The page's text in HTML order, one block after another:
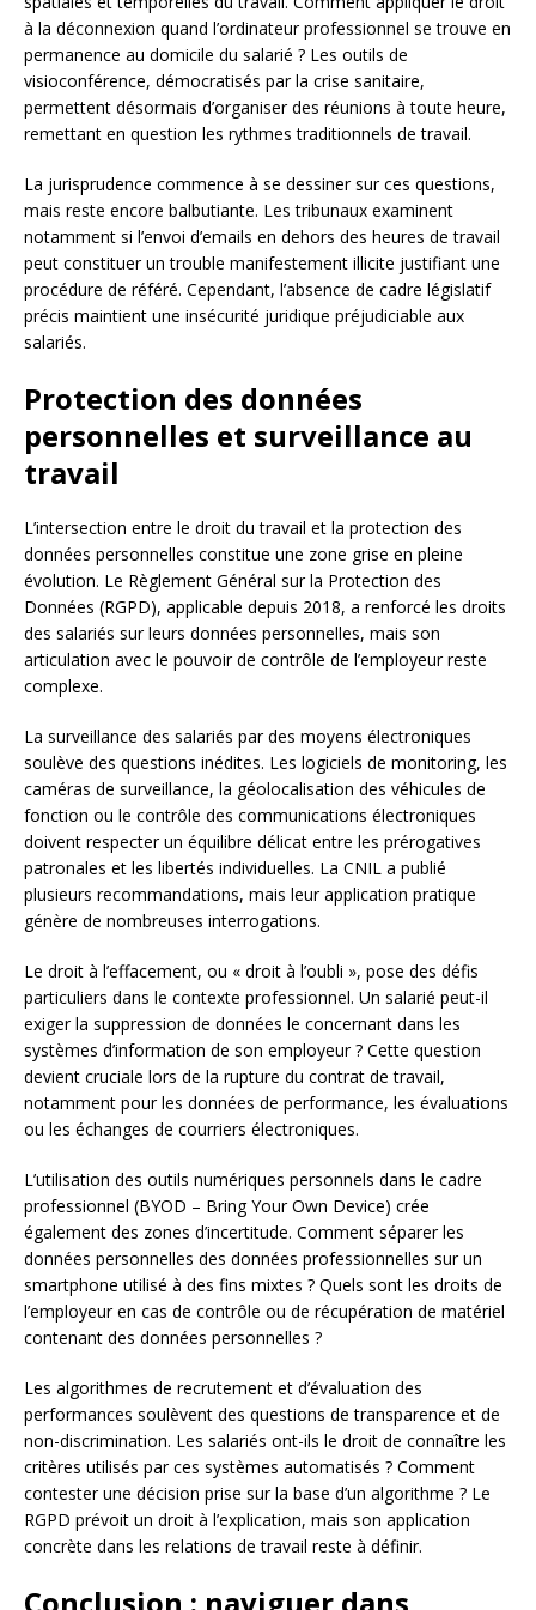
à la déconnexion quand l’ordinateur professionnel se trouve en
permanence au domicile du salarié ? Les outils de
visioconférence, démocratisés par la crise sanitaire,
permettent désormais d’organiser des réunions à toute heure,
remettant en question les rythmes traditionnels de travail.
La jurisprudence commence à se dessiner sur ces questions,
mais reste encore balbutiante. Les tribunaux examinent
notamment si l’envoi d’emails en dehors des heures de travail
peut constituer un trouble manifestement illicite justifiant une
procédure de référé. Cependant, l’absence de cadre législatif
précis maintient une insécurité juridique préjudiciable aux
salariés.
Protection des données
personnelles et surveillance au
travail
L’intersection entre le droit du travail et la protection des
données personnelles constitue une zone grise en pleine
évolution. Le Règlement Général sur la Protection des
Données (RGPD), applicable depuis 2018, a renforcé les droits
des salariés sur leurs données personnelles, mais son
articulation avec le pouvoir de contrôle de l’employeur reste
complexe.
La surveillance des salariés par des moyens électroniques
soulève des questions inédites. Les logiciels de monitoring, les
caméras de surveillance, la géolocalisation des véhicules de
fonction ou le contrôle des communications électroniques
doivent respecter un équilibre délicat entre les prérogatives
patronales et les libertés individuelles. La CNIL a publié
plusieurs recommandations, mais leur application pratique
génère de nombreuses interrogations.
Le droit à l’effacement, ou « droit à l’oubli », pose des défis
particuliers dans le contexte professionnel. Un salarié peut-il
exiger la suppression de données le concernant dans les
systèmes d’information de son employeur ? Cette question
devient cruciale lors de la rupture du contrat de travail,
notamment pour les données de performance, les évaluations
ou les échanges de courriers électroniques.
L’utilisation des outils numériques personnels dans le cadre
professionnel (BYOD – Bring Your Own Device) crée
également des zones d’incertitude. Comment séparer les
données personnelles des données professionnelles sur un
smartphone utilisé à des fins mixtes ? Quels sont les droits de
l’employeur en cas de contrôle ou de récupération de matériel
contenant des données personnelles ?
Les algorithmes de recrutement et d’évaluation des
performances soulèvent des questions de transparence et de
non-discrimination. Les salariés ont-ils le droit de connaître les
critères utilisés par ces systèmes automatisés ? Comment
contester une décision prise sur la base d’un algorithme ? Le
RGPD prévoit un droit à l’explication, mais son application
concrète dans les relations de travail reste à définir.